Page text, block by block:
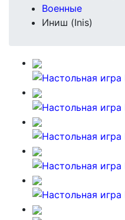
Военные
Иниш (Inis)